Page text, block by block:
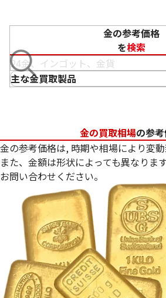
金の参考価格
を検索
主な金買取製品
金の買取相場の参
金の参考価格は, 時期や相場により変動
また、金額は形状によっても異なりま
お問い合わせください。